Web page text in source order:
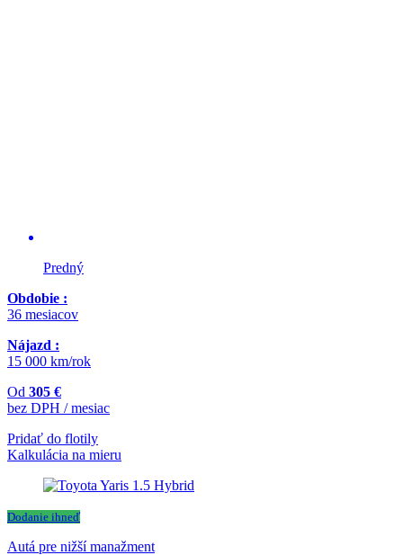
Predný
Obdobie :
36 mesiacov
Nájazd :
15 000 km/rok
Od 305 €
bez DPH / mesiac
Pridať do flotily
Kalkulácia na mieru
Dodanie ihneď
Autá pre nižší manažment